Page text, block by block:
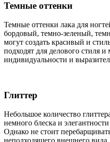
Темные оттенки
Темные оттенки лака для
бордовый, темно-зеленый,
могут создать красивый и
подходят для делового стиля
индивидуальности и
Глиттер
Небольшое количество
немного блеска и
Однако не стоит
неподходящего внешнего вида.